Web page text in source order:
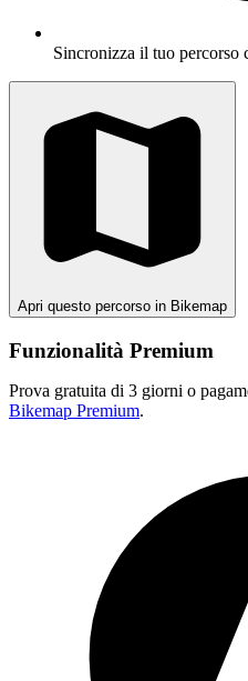
Sincronizza il tuo percorso
Apri questo percorso in Bikemap
Funzionalità Premium
Prova gratuita di 3 giorni o
Bikemap Premium.